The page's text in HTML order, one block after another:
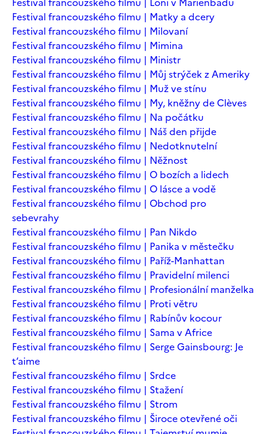
Festival francouzského filmu | Matky a dcery
Festival francouzského filmu | Milovaní
Festival francouzského filmu | Mimina
Festival francouzského filmu | Ministr
Festival francouzského filmu | Můj strýček z Ameriky
Festival francouzského filmu | Muž ve stínu
Festival francouzského filmu | My, kněžny de Clèves
Festival francouzského filmu | Na počátku
Festival francouzského filmu | Náš den přijde
Festival francouzského filmu | Nedotknutelní
Festival francouzského filmu | Něžnost
Festival francouzského filmu | O bozích a lidech
Festival francouzského filmu | O lásce a vodě
Festival francouzského filmu | Obchod pro
sebevrahy
Festival francouzského filmu | Pan Nikdo
Festival francouzského filmu | Panika v městečku
Festival francouzského filmu | Paříž-Manhattan
Festival francouzského filmu | Pravidelní milenci
Festival francouzského filmu | Profesionální manželka
Festival francouzského filmu | Proti větru
Festival francouzského filmu | Rabínův kocour
Festival francouzského filmu | Sama v Africe
Festival francouzského filmu | Serge Gainsbourg: Je
t’aime
Festival francouzského filmu | Srdce
Festival francouzského filmu | Stažení
Festival francouzského filmu | Strom
Festival francouzského filmu | Široce otevřené oči